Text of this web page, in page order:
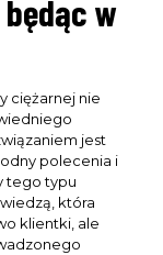
w
ciężarnej nie
jest
polecenia i
tego typu
która
klientki, ale